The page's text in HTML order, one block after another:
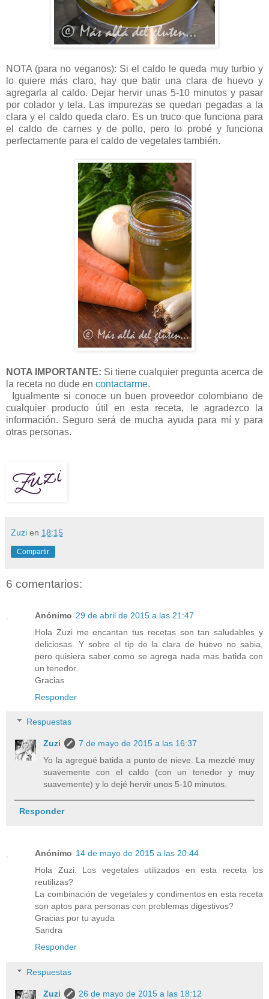
NOTA (para no veganos): Si el caldo le queda muy turbio y
lo quiere más claro, hay que batir una clara de huevo y
agregarla al caldo. Dejar hervir unas 5-10 minutos y pasar
por colador y tela. Las impurezas se quedan pegadas a la
clara y el caldo queda claro. Es un truco que funciona para
el caldo de carnes y de pollo, pero lo probé y funciona
perfectamente para el caldo de vegetales también.
NOTA IMPORTANTE: Si tiene cualquier pregunta acerca de
la receta no dude en contactarme.
Igualmente si conoce un buen proveedor colombiano de
cualquier producto útil en esta receta, le agradezco la
información. Seguro será de mucha ayuda para mí y para
otras personas.
Zuzi en 18:15
Compartir
6 comentarios:
Anónimo 29 de abril de 2015 a las 21:47
Hola Zuzi me encantan tus recetas son tan saludables y
deliciosas. Y sobre el tip de la clara de huevo no sabia,
pero quisiera saber como se agrega nada mas batida con
un tenedor.
Gracias
Responder
Respuestas
Zuzi
7 de mayo de 2015 a las 16:37
Yo la agregué batida a punto de nieve. La mezclé muy
suavemente con el caldo (con un tenedor y muy
suavemente) y lo dejé hervir unos 5-10 minutos.
Responder
Anónimo 14 de mayo de 2015 a las 20:44
Hola Zuzi. Los vegetales utilizados en esta receta los
reutilizas?
La combinación de vegetales y condimentos en esta receta
son aptos para personas con problemas digestivos?
Gracias por tu ayuda
Sandra
Responder
Respuestas
Zuzi
26 de mayo de 2015 a las 18:12